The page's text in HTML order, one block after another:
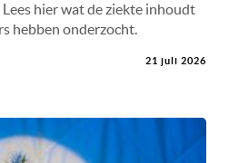
hier wat de ziekte inhoudt
hebben onderzocht.
21 juli 2026